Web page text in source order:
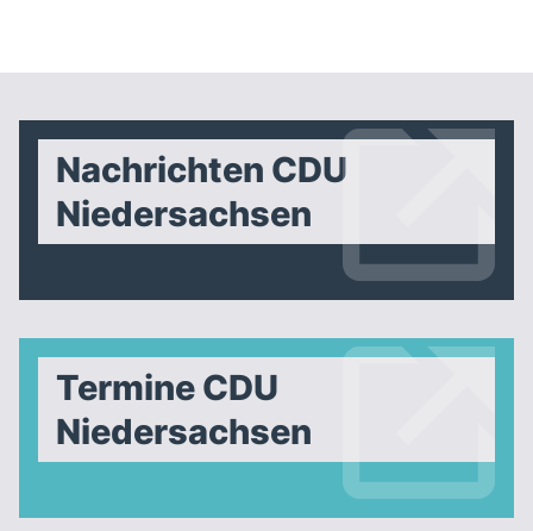
Nachrichten CDU
Niedersachsen
Termine CDU
Niedersachsen